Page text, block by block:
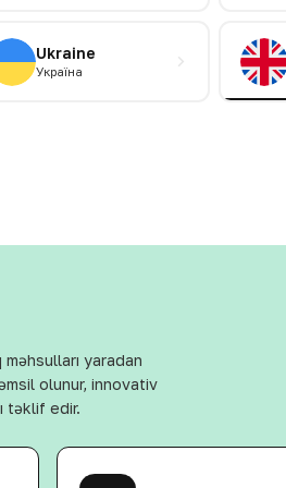
Ukraine
Україна
yaradan
olunur, innovativ
təklif edir.